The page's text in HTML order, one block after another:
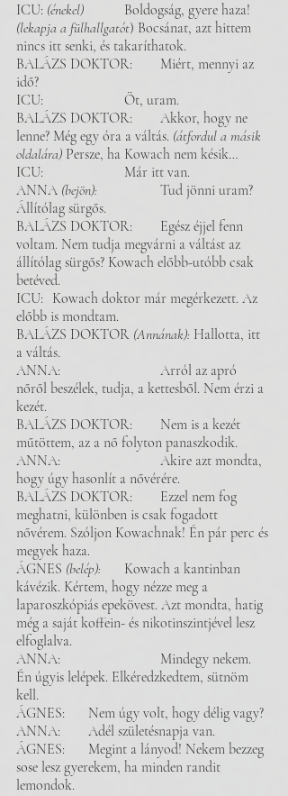
ICU: (énekel)
Boldogság, gyere haza!
(lekapja a fülhallgatót) Bocsánat, azt hittem
nincs itt senki, és takaríthatok.
BALÁZS DOKTOR: 	Miért, mennyi az
idő?
ICU: 			Öt, uram.
BALÁZS DOKTOR: 	Akkor, hogy ne
lenne? Még egy óra a váltás. (átfordul a másik
oldalára) Persze, ha Kowach nem késik…
ICU: 			Már itt van.
ANNA
Tud jönni uram?
Állítólag sürgős.
BALÁZS DOKTOR:	Egész éjjel fenn
voltam. Nem tudja megvárni a váltást az
állítólag sürgős? Kowach előbb-utóbb csak
betéved.
ICU: 	Kowach doktor már megérkezett. Az
előbb is mondtam.
BALÁZS DOKTOR (Annának): Hallotta, itt
a váltás.
ANNA: 			Arról az apró
nőről beszélek, tudja, a kettesből. Nem érzi a
kezét.
BALÁZS DOKTOR: 	Nem is a kezét
műtöttem, az a nő folyton panaszkodik.
ANNA: 			Akire azt mondta,
hogy úgy hasonlít a nővérére.
BALÁZS DOKTOR: 	Ezzel nem fog
meghatni, különben is csak fogadott
nővérem. Szóljon Kowachnak! Én pár perc és
megyek haza.
ÁGNES
Kowach a kantinban
kávézik. Kértem, hogy nézze meg a
laparoszkópiás epekövest. Azt mondta, hatig
még a saját koffein- és nikotinszintjével lesz
elfoglalva.
ANNA: 			Mindegy nekem.
Én úgyis lelépek. Elkéredzkedtem, sütnöm
kell.
ÁGNES:	Nem úgy volt, hogy délig vagy?
ANNA: 	Adél születésnapja van.
ÁGNES:	Megint a lányod! Nekem bezzeg
sose lesz gyerekem, ha minden randit
lemondok.